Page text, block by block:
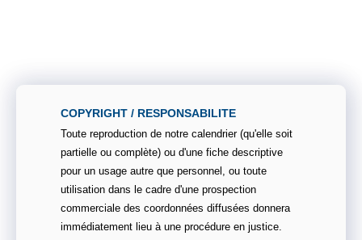
COPYRIGHT / RESPONSABILITE
Toute reproduction de notre calendrier (qu'elle soit
partielle ou complète) ou d'une fiche descriptive
pour un usage autre que personnel, ou toute
utilisation dans le cadre d'une prospection
commerciale des coordonnées diffusées donnera
immédiatement lieu à une procédure en justice.